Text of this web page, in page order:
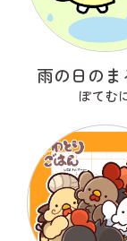
雨の日のま
ぽてむ